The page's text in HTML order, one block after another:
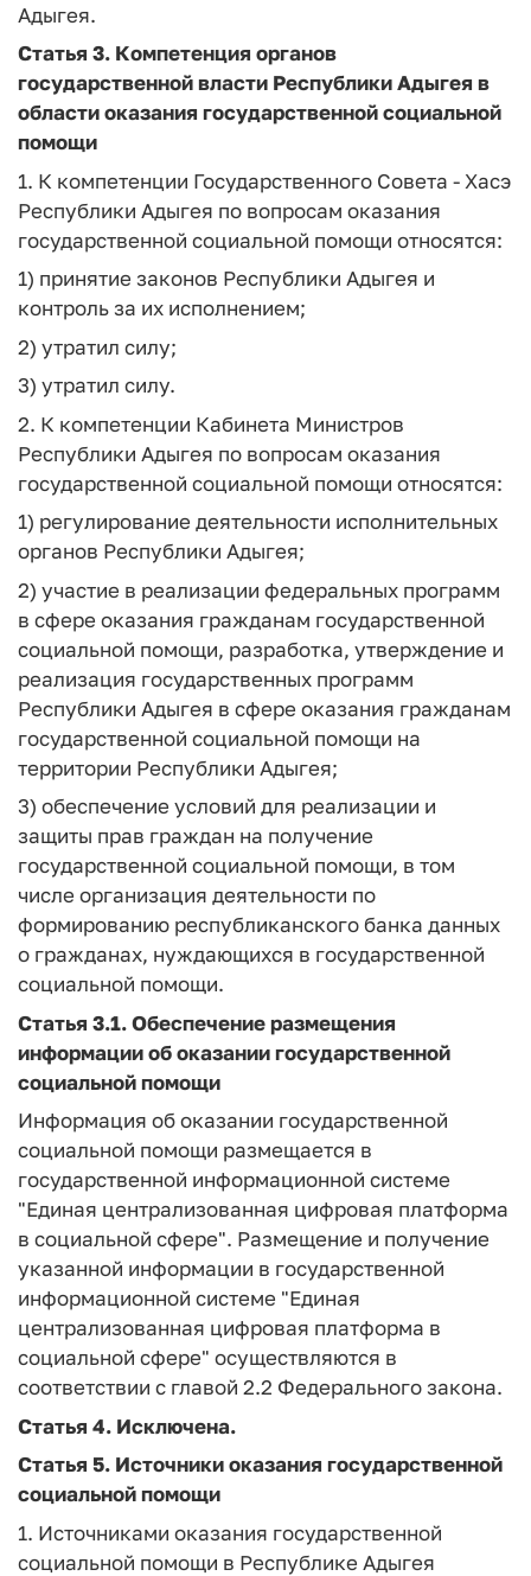
Адыгея.
Статья 3. Компетенция органов
государственной власти Республики Адыгея в
области оказания государственной социальной
помощи
1. К компетенции Государственного Совета - Хасэ
Республики Адыгея по вопросам оказания
государственной социальной помощи относятся:
1) принятие законов Республики Адыгея и
контроль за их исполнением;
2) утратил силу;
3) утратил силу.
2. К компетенции Кабинета Министров
Республики Адыгея по вопросам оказания
государственной социальной помощи относятся:
1) регулирование деятельности исполнительных
органов Республики Адыгея;
2) участие в реализации федеральных программ
в сфере оказания гражданам государственной
социальной помощи, разработка, утверждение и
реализация государственных программ
Республики Адыгея в сфере оказания гражданам
государственной социальной помощи на
территории Республики Адыгея;
3) обеспечение условий для реализации и
защиты прав граждан на получение
государственной социальной помощи, в том
числе организация деятельности по
формированию республиканского банка данных
о гражданах, нуждающихся в государственной
социальной помощи.
Статья 3.1.Обеспечение размещения
информации об оказании государственной
социальной помощи
Информация об оказании государственной
социальной помощи размещается в
государственной информационной системе
"Единая централизованная цифровая платформа
в социальной сфере". Размещение и получение
указанной информации в государственной
информационной системе "Единая
централизованная цифровая платформа в
социальной сфере" осуществляются в
соответствии с главой 2.2 Федерального закона.
Статья 4. Исключена.
Статья 5. Источники оказания государственной
социальной помощи
1. Источниками оказания государственной
социальной помощи в Республике Адыгея